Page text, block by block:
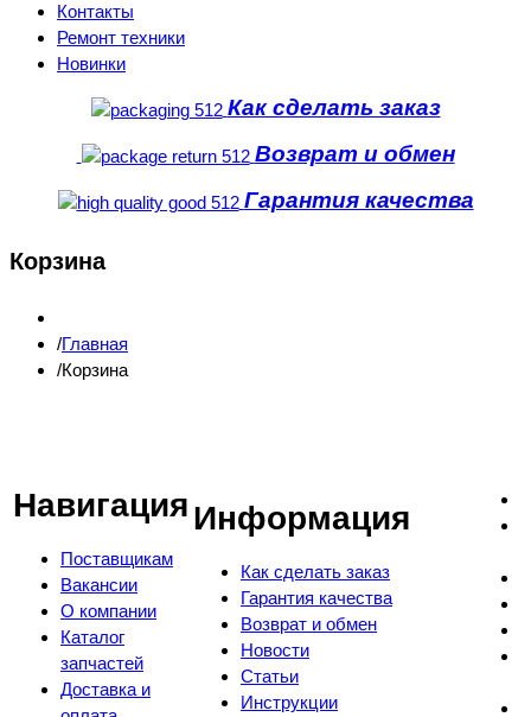
Контакты
Ремонт техники
Новинки
Как сделать заказ
Возврат и обмен
Гарантия качества
Корзина
Главная
Корзина
Навигация
Поставщикам
Вакансии
О компании
Каталог
запчастей
Доставка и
Информация
Как сделать заказ
Гарантия качества
Возврат и обмен
Новости
Статьи
Инструкции